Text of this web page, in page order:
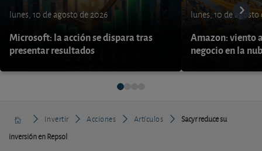
lunes, 10 de agosto de 2026
Microsoft: la acción se dispara tras
presentar resultados
lunes, 10 de agosto
Amazon: viento
negocio en la
Invertir Acciones Artículos
Sacyr reduce su
inversión en Repsol